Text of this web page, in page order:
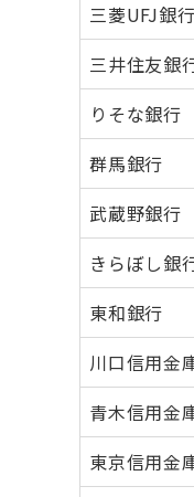
三菱UFJ銀行
三井住友銀
りそな銀行
群馬銀行
武蔵野銀行
きらぼし銀
東和銀行
川口信用金
青木信用金
東京信用金